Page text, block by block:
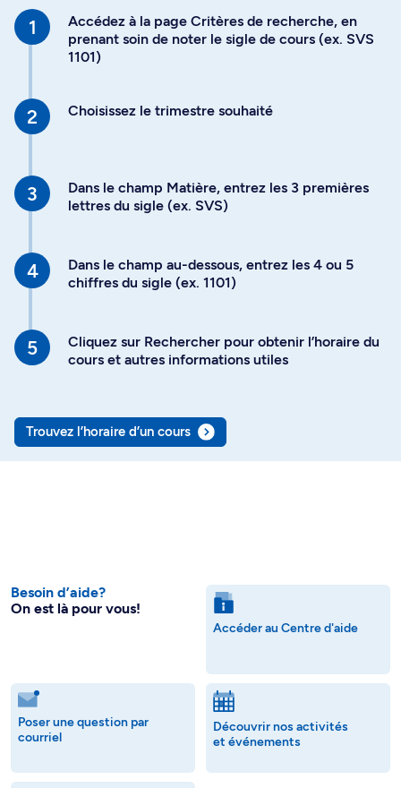
Accédez à la page Critères de recherche, en
prenant soin de noter le sigle de cours (ex. SVS
1101)
Choisissez le trimestre souhaité
Dans le champ Matière, entrez les 3 premières
lettres du sigle (ex. SVS)
Dans le champ au-dessous, entrez les 4 ou 5
chiffres du sigle (ex. 1101)
Cliquez sur Rechercher pour obtenir l’horaire du
cours et autres informations utiles
Trouvez l’horaire d’un cours
Besoin d’aide?
On est là pour vous!
Accéder au Centre d'aide
Poser une question par
courriel
Découvrir nos activités
et événements